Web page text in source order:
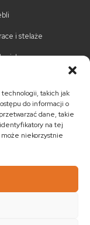
takich jak
do informacji o
dane, takie
na tej
niekorzystnie
i stelaże
kolonialne
kolonialne